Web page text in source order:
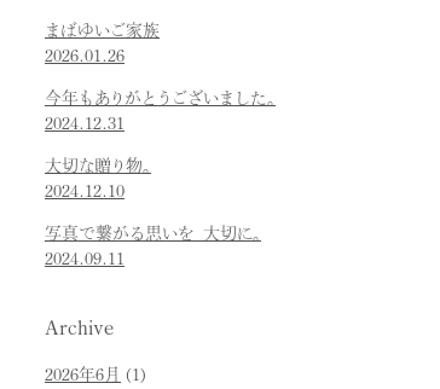
まばゆいご家族
2026.01.26
今年もありがとうございました。
2024.12.31
大切な贈り物。
2024.12.10
写真で繋がる思いを 大切に。
2024.09.11
Archive
2026年6月 (1)